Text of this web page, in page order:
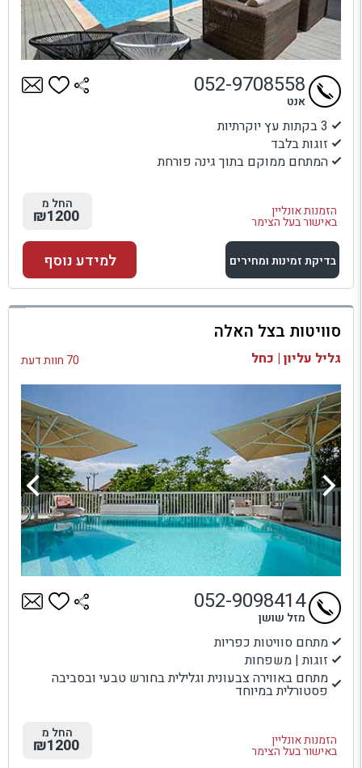
3 בקתות עץ יוקרתיות
זוגות בלבד
המתחם ממוקם בתוך גינה פורחת
הזמנות אונליין
באישור בעל הצימר
052-9708558
אנט
החל מ
₪1200
בדיקת זמינות ומחירים
למתחם זה
בדיקת זמינות ומחירים
למידע נוסף
סוויטות בצל האלה
גליל עליון | כחל 70 חוות דעת
מתחם סוויטות כפריות
זוגות | משפחות
מתחם באווירה צבעונית וגלילית בחורש טבעי ובסביבה
פסטורלית במיוחד
הזמנות אונליין
באישור בעל הצימר
052-9098414
מזל שושן
החל מ
₪1200